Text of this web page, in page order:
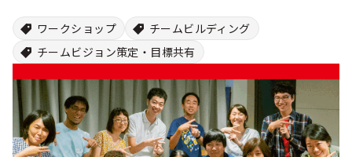
せ
ー
ワークショップ
チームビルディング
チームビジョン策定・目標共有